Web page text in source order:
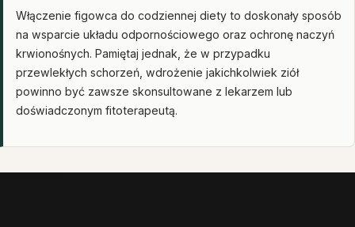
Włączenie figowca do codziennej diety to doskonały sposób
na wsparcie układu odpornościowego oraz ochronę naczyń
krwionośnych. Pamiętaj jednak, że w przypadku
przewlekłych schorzeń, wdrożenie jakichkolwiek ziół
powinno być zawsze skonsultowane z lekarzem lub
doświadczonym fitoterapeutą.